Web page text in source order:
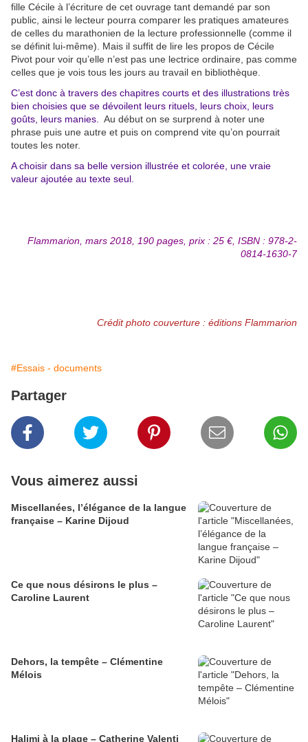
fille Cécile à l’écriture de cet ouvrage tant demandé par son
public, ainsi le lecteur pourra comparer les pratiques amateures
de celles du marathonien de la lecture professionnelle (comme il
se définit lui-même). Mais il suffit de lire les propos de Cécile
Pivot pour voir qu’elle n’est pas une lectrice ordinaire, pas comme
celles que je vois tous les jours au travail en bibliothèque.
C’est donc à travers des chapitres courts et des illustrations très
bien choisies que se dévoilent leurs rituels, leurs choix, leurs
goûts, leurs manies.
Au début on se surprend à noter une
phrase puis une autre et puis on comprend vite qu’on pourrait
toutes les noter.
A choisir dans sa belle version illustrée et colorée, une vraie
valeur ajoutée au texte seul.
Flammarion, mars 2018, 190 pages, prix : 25 €, ISBN : 978-2-
0814-1630-7
Crédit photo couverture : éditions Flammarion
#Essais - documents
Partager
Vous aimerez aussi
Miscellanées, l’élégance de la langue
française – Karine Dijoud
Ce que nous désirons le plus –
Caroline Laurent
Dehors, la tempête – Clémentine
Mélois
Halimi à la plage – Catherine Valenti